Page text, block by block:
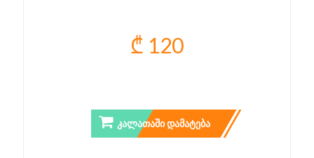
₾ 120
ᲙᲐᲚᲐᲗᲐᲨᲘ ᲓᲐᲛᲐᲢᲔᲑᲐ